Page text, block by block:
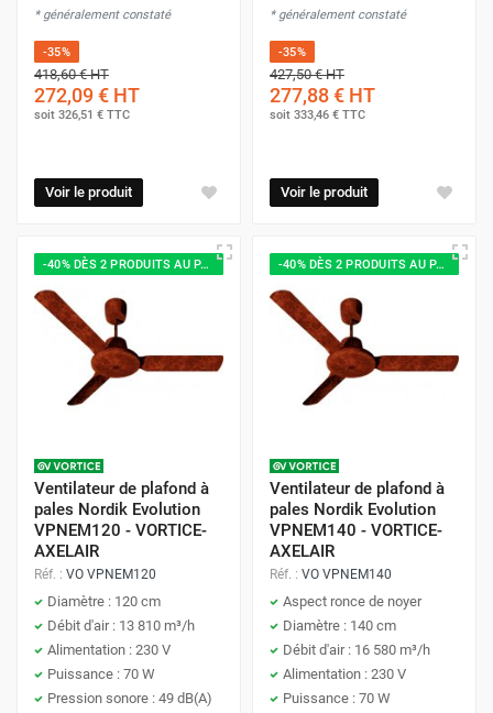
* généralement constaté
-35%
418,60 €HT
272,09 € HT
soit 326,51 € TTC
Voir le produit
* généralement constaté
-35%
427,50 €HT
277,88 € HT
soit 333,46 € TTC
Voir le produit
-40% DÈS 2 PRODUITS AU PANIER
Ventilateur de plafond à
pales Nordik Evolution
VPNEM120 - VORTICE-
AXELAIR
Réf. : VO VPNEM120
Diamètre : 120 cm
Débit d'air : 13 810 m³/h
Alimentation : 230 V
Puissance : 70 W
Pression sonore : 49 dB(A)
-40% DÈS 2 PRODUITS AU PANIER
Ventilateur de plafond à
pales Nordik Evolution
VPNEM140 - VORTICE-
AXELAIR
Réf. : VO VPNEM140
Aspect ronce de noyer
Diamètre : 140 cm
Débit d'air : 16 580 m³/h
Alimentation : 230 V
Puissance : 70 W